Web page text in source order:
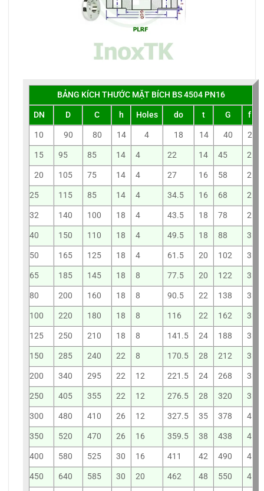
BẢNG KÍCH THƯỚC MẶT BÍCH BS 4504 PN16
DN
D C h Holes do t G
f
10
90 80 14 4 18 14 40
2
15
95 85 14 4 22 14 45
2
20
105 75 14 4 27 16 58
2
25
115 85 14 4 34.5 16 68
2
32
140 100 18 4 43.5 18 78
2
40
150 110 18 4 49.5 18 88
3
50
165 125 18 4 61.5 20 102
3
65
185 145 18 8 77.5 20 122
3
80
200 160 18 8 90.5 22 138
3
100
220 180 18 8 116 22 162
3
125
250 210 18 8 141.5 24 188
3
150
285 240 22 8 170.5 28 212
3
200
340 295 22 12 221.5 24 268
3
250
405 355 22 12 276.5 28 320
3
300
480 410 26 12 327.5 35 378
4
350
520 470 26 16 359.5 38 438
4
400
580 525 30 16 411 42 490
4
450
640 585 30 20 462 48 550
4